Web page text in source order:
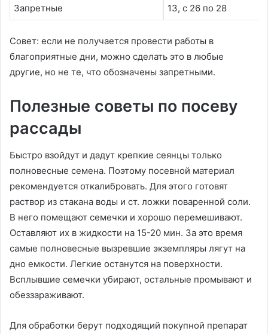
Запретные 13, с 26 по 28
Совет: если не получается провести работы в
благоприятные дни, можно сделать это в любые
другие, но не те, что обозначены запретными.
Полезные советы по посеву
рассады
Быстро взойдут и дадут крепкие сеянцы только
полновесные семена. Поэтому посевной материал
рекомендуется откалибровать. Для этого готовят
раствор из стакана воды и ст. ложки поваренной соли.
В него помещают семечки и хорошо перемешивают.
Оставляют их в жидкости на 15-20 мин. За это время
самые полновесные вызревшие экземпляры лягут на
дно емкости. Легкие останутся на поверхности.
Всплывшие семечки убирают, остальные промывают и
обеззараживают.
Для обработки берут подходящий покупной препарат